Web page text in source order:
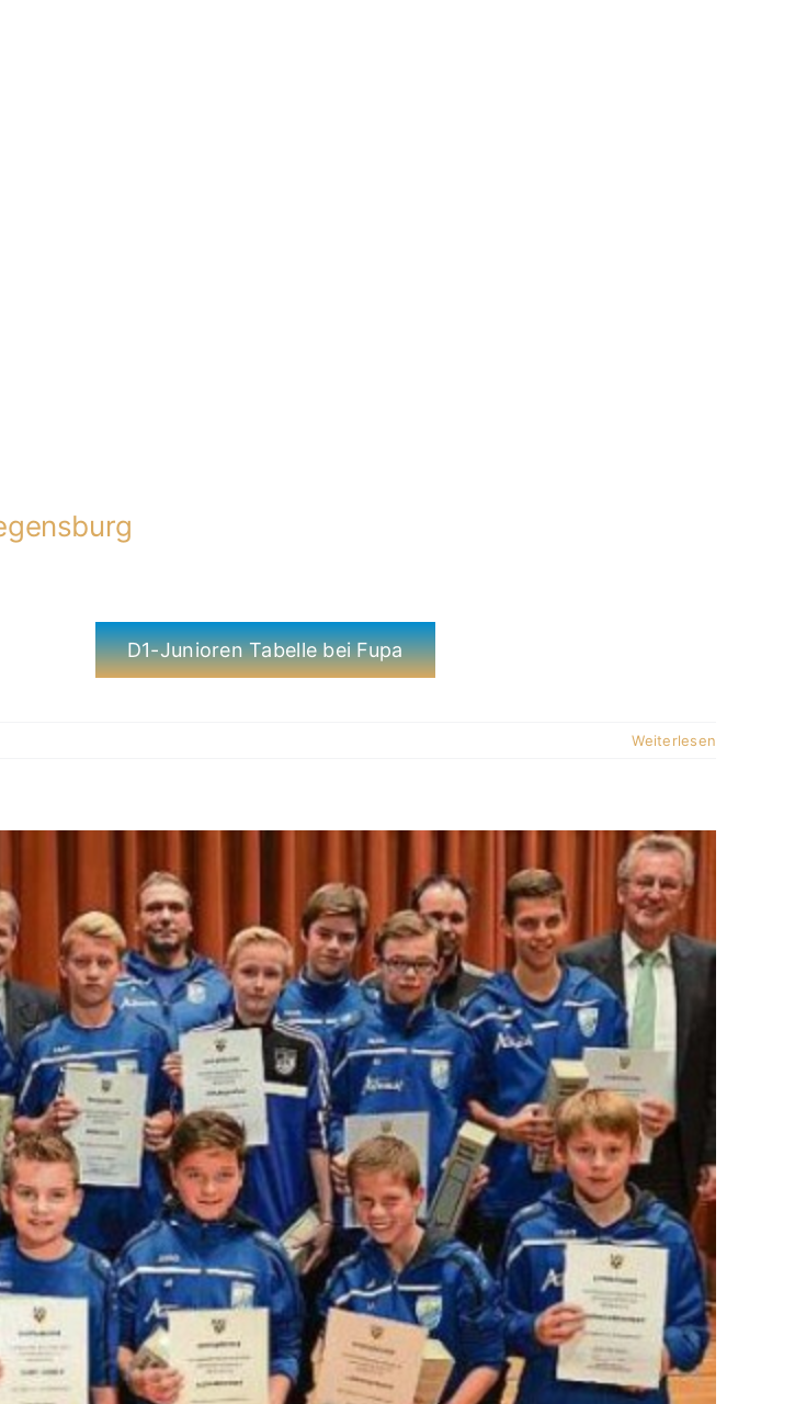
D1-Junioren Tabelle bei Fupa
Weiterlesen